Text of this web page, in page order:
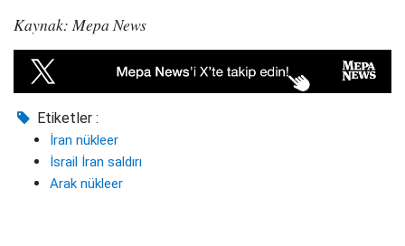
Kaynak: Mepa News
Etiketler :
İran nükleer
İsrail İran saldırı
Arak nükleer